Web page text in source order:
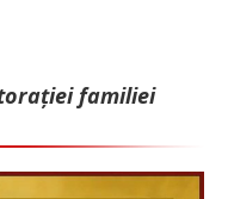
familiei